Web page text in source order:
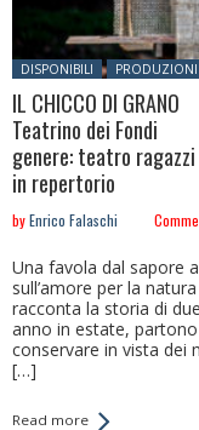
Posted in:
DISPONIBILI PRODUZIONI
IL CHICCO DI GRANO
Teatrino dei Fondi
genere: teatro ragazzi
in repertorio
byEnrico Falaschi
Una favola dal sapore
sull’amore per la
racconta la storia di
anno in estate,
conservare in vista dei
[…]
Read more